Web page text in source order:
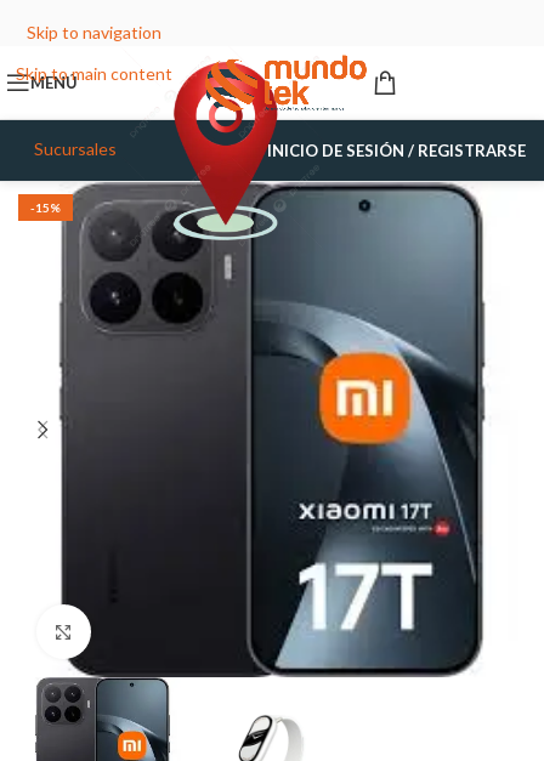
Skip to navigation
Skip to main content
MENÚ
Sucursales INICIO DE SESIÓN / REGISTRARSE
-15%
Haga Click para agrandar